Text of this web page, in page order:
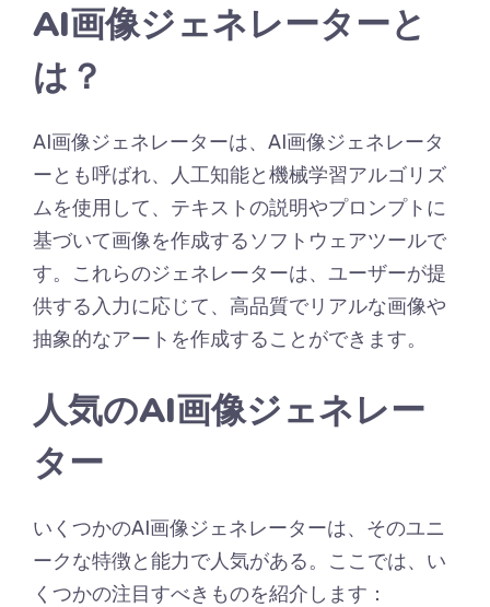
AI画像ジェネレーターと
は？
AI画像ジェネレーターは、AI画像ジェネレータ
ーとも呼ばれ、人工知能と機械学習アルゴリズ
ムを使用して、テキストの説明やプロンプトに
基づいて画像を作成するソフトウェアツールで
す。これらのジェネレーターは、ユーザーが提
供する入力に応じて、高品質でリアルな画像や
抽象的なアートを作成することができます。
人気のAI画像ジェネレー
ター
いくつかのAI画像ジェネレーターは、そのユニ
ークな特徴と能力で人気がある。ここでは、い
くつかの注目すべきものを紹介します：